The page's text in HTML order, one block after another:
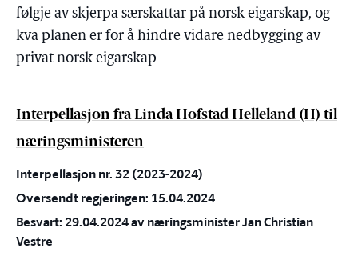
følgje av skjerpa særskattar på norsk eigarskap, og
kva planen er for å hindre vidare nedbygging av
privat norsk eigarskap
Interpellasjon fra Linda Hofstad Helleland (H) til
næringsministeren
Interpellasjon nr. 32 (2023-2024)
Oversendt regjeringen: 15.04.2024
Besvart: 29.04.2024 av næringsminister Jan Christian
Vestre